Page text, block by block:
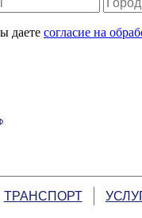
даете согласие на
ТРАНСПОРТ